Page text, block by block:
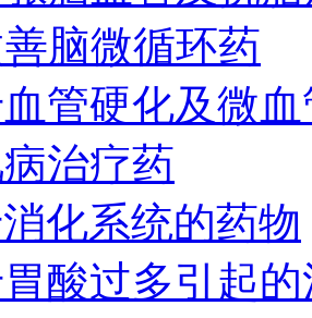
脑微循环药
管硬化及微
治疗药
化系统的药物
酸过多引起